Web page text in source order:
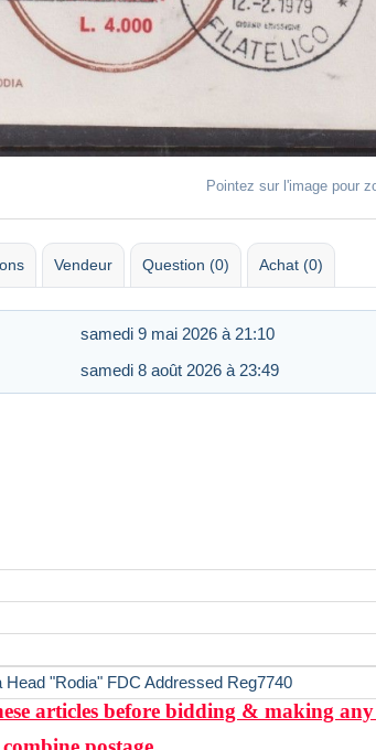
Pointez sur l'image pour
Vendeur Question (0) Achat (0)
samedi 9 mai 2026 à 21:10
samedi 8 août 2026 à 23:49
Head "Rodia" FDC Addressed Reg7740
articles before bidding & making